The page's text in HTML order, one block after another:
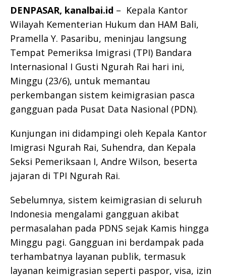
DENPASAR, kanalbai.id – Kepala Kantor
Wilayah Kementerian Hukum dan HAM Bali,
Pramella Y. Pasaribu, meninjau langsung
Tempat Pemeriksa Imigrasi (TPI) Bandara
Internasional I Gusti Ngurah Rai hari ini,
Minggu (23/6), untuk memantau
perkembangan sistem keimigrasian pasca
gangguan pada Pusat Data Nasional (PDN).
Kunjungan ini didampingi oleh Kepala Kantor
Imigrasi Ngurah Rai, Suhendra, dan Kepala
Seksi Pemeriksaan I, Andre Wilson, beserta
jajaran di TPI Ngurah Rai.
Sebelumnya, sistem keimigrasian di seluruh
Indonesia mengalami gangguan akibat
permasalahan pada PDNS sejak Kamis hingga
Minggu pagi. Gangguan ini berdampak pada
terhambatnya layanan publik, termasuk
layanan keimigrasian seperti paspor, visa, izin